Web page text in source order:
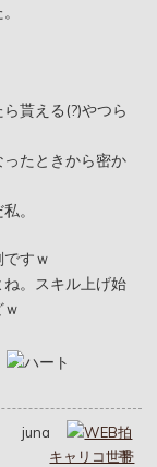
貰える(?)やつら
たときから密か
。
すｗ
。スキル上げ始
juna
キャリコ世帯